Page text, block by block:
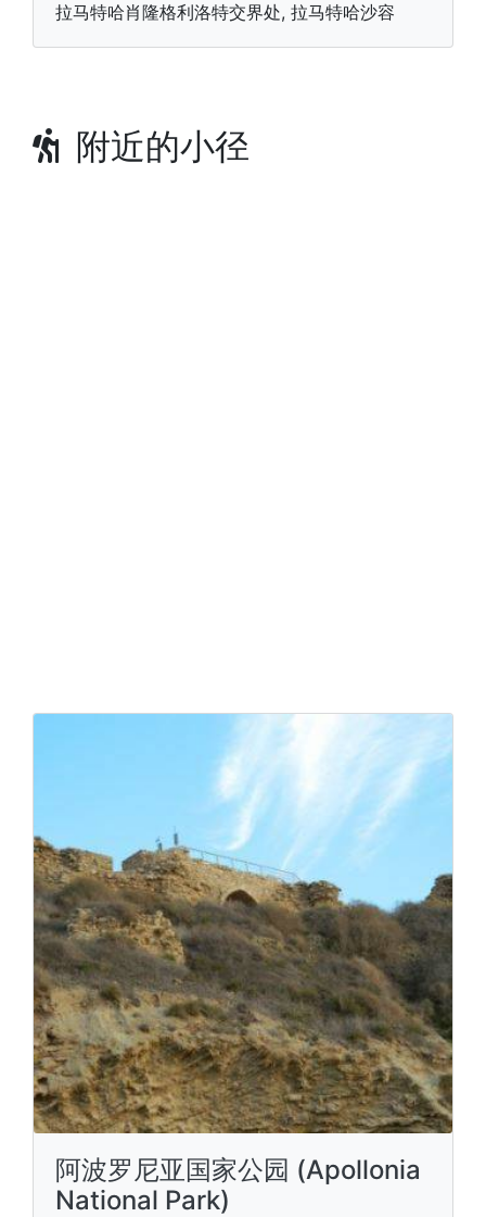
拉马特哈肖隆格利洛特交界处, 拉马特哈沙容
附近的小径
阿波罗尼亚国家公园 (Apollonia
National Park)